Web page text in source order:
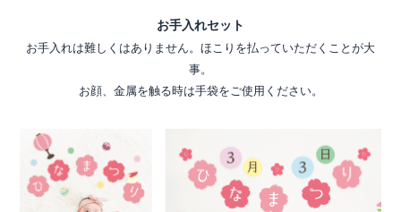
お手入れセット
お手入れは難しくはありません。ほこりを払っていただくことが大
事。
お顔、金属を触る時は手袋をご使用ください。